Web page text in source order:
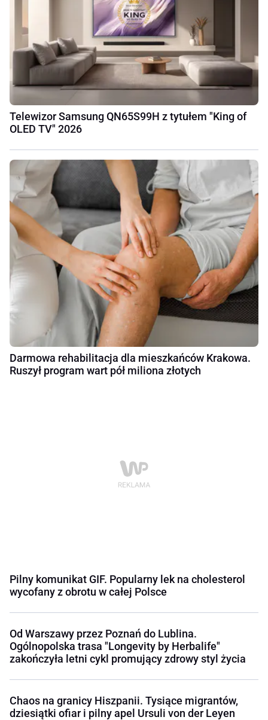
Telewizor Samsung QN65S99H z tytułem "King of
OLED TV" 2026
Darmowa rehabilitacja dla mieszkańców Krakowa.
Ruszył program wart pół miliona złotych
Pilny komunikat GIF. Popularny lek na cholesterol
wycofany z obrotu w całej Polsce
Od Warszawy przez Poznań do Lublina.
Ogólnopolska trasa "Longevity by Herbalife"
zakończyła letni cykl promujący zdrowy styl życia
Chaos na granicy Hiszpanii. Tysiące migrantów,
dziesiątki ofiar i pilny apel Ursuli von der Leyen